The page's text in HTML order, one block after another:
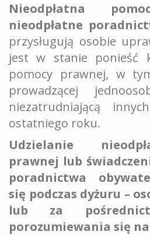
Nieodpłatna
nieodpłatne
przysługują osobie
jest w stanie ponieść
pomocy prawnej, w
prowadzącej
niezatrudniającą
ostatniego roku.
Udzielanie
prawnej lub
poradnictwa
się podczas dyżuru –
lub za
porozumiewania się na